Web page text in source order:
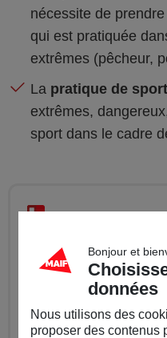
nécessite de
qui est pratiquée
extrêmes (pêcheur,
La pratique de
extrêmes,
sport dans le cadre
Parmi les clauses
fréquentes, citons
l’étranger, et la
record.
Bonjour et
données
Nous utilisons des
proposer des contenus